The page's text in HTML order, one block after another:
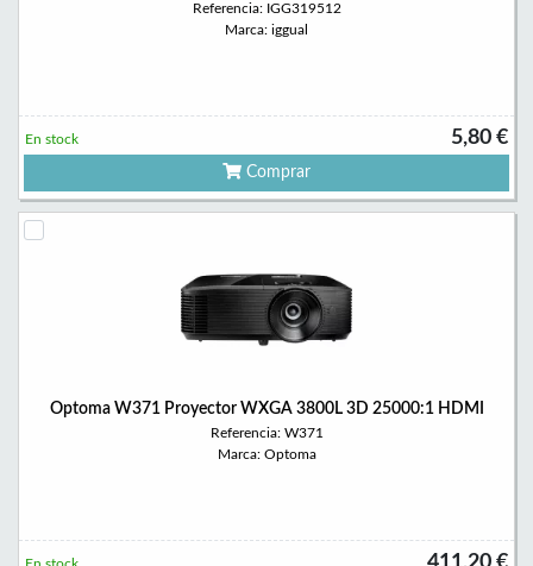
Referencia: IGG319512
Marca: iggual
5,80 €
En stock
Comprar
Optoma W371 Proyector WXGA 3800L 3D 25000:1 HDMI
Referencia: W371
Marca: Optoma